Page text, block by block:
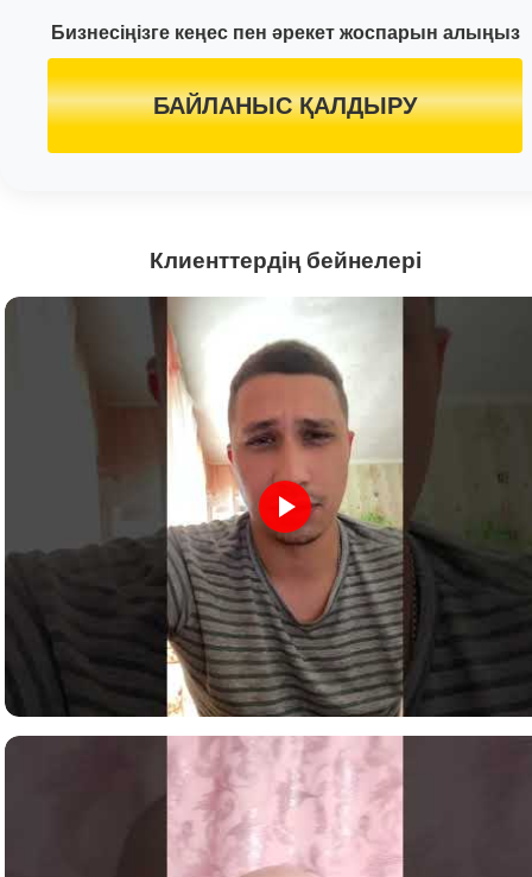
Бизнесіңізге кеңес пен әрекет жоспарын алыңыз
БАЙЛАНЫС ҚАЛДЫРУ
Клиенттердің бейнелері